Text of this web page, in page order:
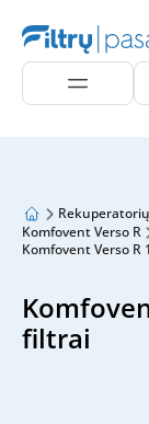
Komfovent Verso R
Komfovent Verso R
filtrai